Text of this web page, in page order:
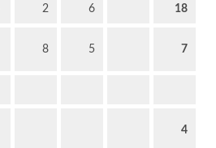
2 6 18
8 5 7
4